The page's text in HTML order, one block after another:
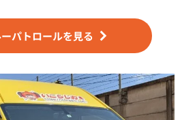
パトロールを見る